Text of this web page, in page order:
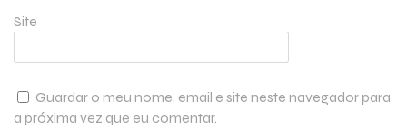
Site
Guardar o meu nome, email e site neste navegador para
a próxima vez que eu comentar.